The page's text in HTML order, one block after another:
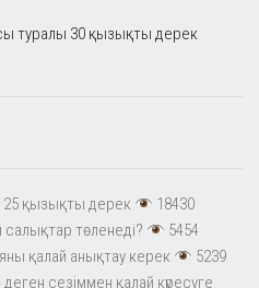
туралы 30 қызықты дерек
25 қызықты дерек
18430
төленеді?
5454
қалай анықтау керек
5239
сезіммен қалай күресуге